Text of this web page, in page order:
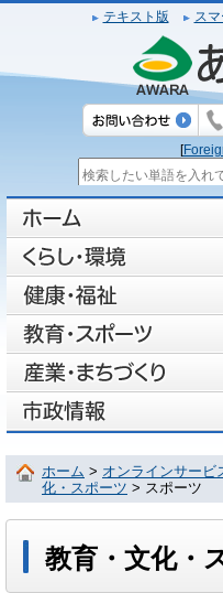
テキスト版 ス
[
ホーム > オンラインサービ
化・スポーツ > スポーツ
教育・文化・